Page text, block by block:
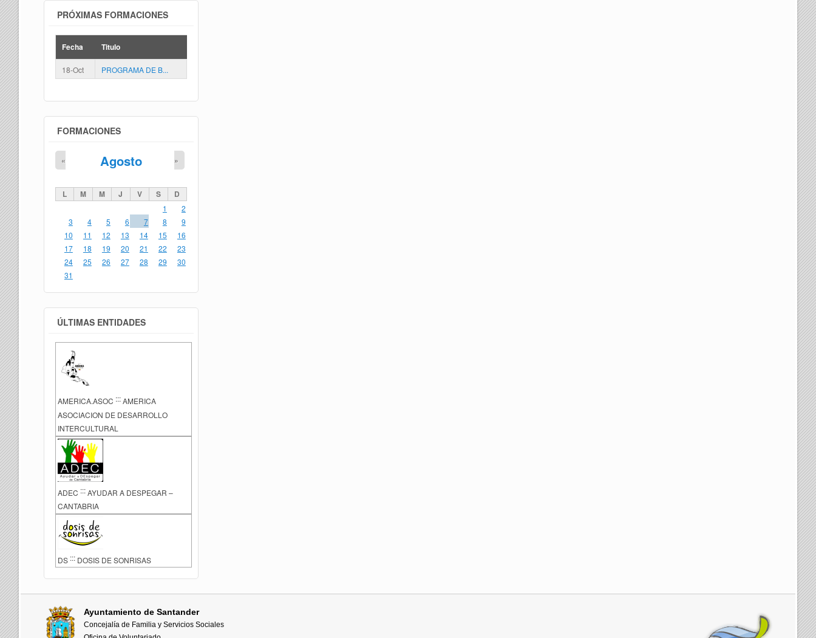
PRÓXIMAS FORMACIONES
Fecha Titulo
18-Oct PROGRAMA DE B...
FORMACIONES
Agosto
« »
L M M J V S D
1
2
3
4 5 6 7 8
9
10
11 12 13 14 15
16
17
18 19 20 21 22
23
24
25 26 27 28 29
30
31
ÚLTIMAS ENTIDADES
AMERICA.ASOC :::AMERICA
ASOCIACION DE DESARROLLO
INTERCULTURAL
ADEC ::: AYUDAR A DESPEGAR –
CANTABRIA
DS ::: DOSIS DE SONRISAS
Ayuntamiento de Santander
Concejalía de Familia y Servicios Sociales